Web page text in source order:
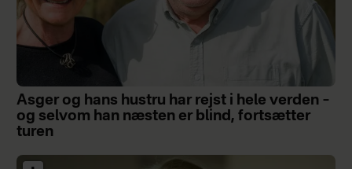
Asger og hans hustru har rejst i hele verden –
og selvom han næsten er blind, fortsætter
turen